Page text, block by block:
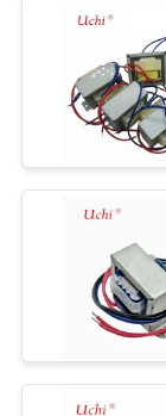
HARITASI
PRIVACY
POLICY